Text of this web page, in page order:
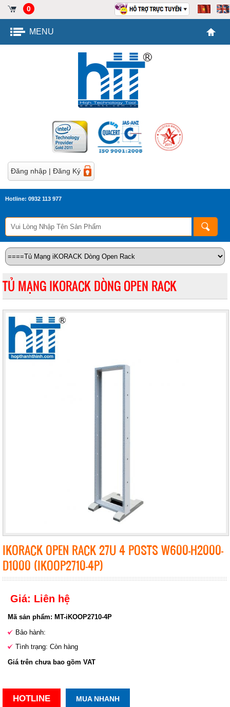
0
MENU
Đăng nhập | Đăng Ký
Hotline: 0932 113 977
TỦ MẠNG IKORACK DÒNG OPEN RACK
IKORACK OPEN RACK 27U 4 POSTS W600-H2000-
D1000 (IKOOP2710-4P)
Giá: Liên hệ
Mã sản phẩm: MT-iKOOP2710-4P
Bảo hành:
Tình trạng: Còn hàng
Giá trên chưa bao gồm VAT
HOTLINE MUA NHANH